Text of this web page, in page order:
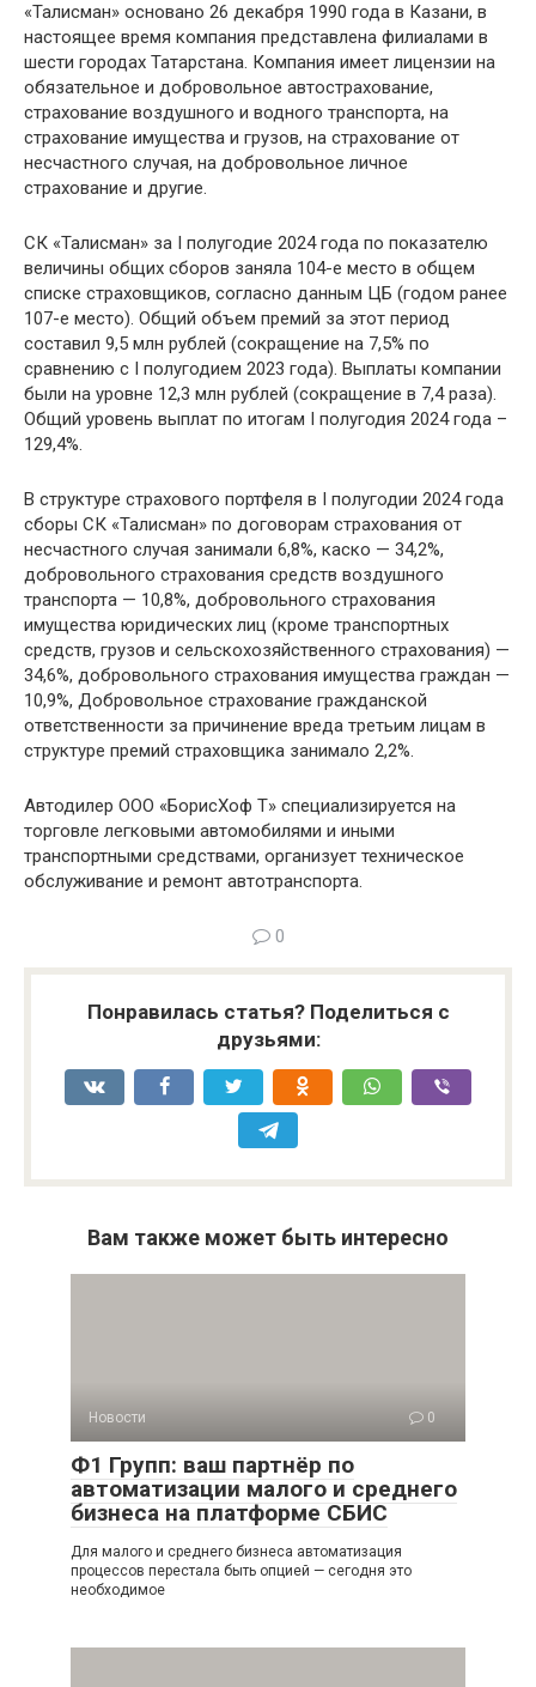
«Талисман» основано 26 декабря 1990 года в Казани, в
настоящее время компания представлена филиалами в
шести городах Татарстана. Компания имеет лицензии на
обязательное и добровольное автострахование,
страхование воздушного и водного транспорта, на
страхование имущества и грузов, на страхование от
несчастного случая, на добровольное личное
страхование и другие.
СК «Талисман» за I полугодие 2024 года по показателю
величины общих сборов заняла 104-е место в общем
списке страховщиков, согласно данным ЦБ (годом ранее
107-е место). Общий объем премий за этот период
составил 9,5 млн рублей (сокращение на 7,5% по
сравнению с I полугодием 2023 года). Выплаты компании
были на уровне 12,3 млн рублей (сокращение в 7,4 раза).
Общий уровень выплат по итогам I полугодия 2024 года –
129,4%.
В структуре страхового портфеля в I полугодии 2024 года
сборы СК «Талисман» по договорам страхования от
несчастного случая занимали 6,8%, каско — 34,2%,
добровольного страхования средств воздушного
транспорта — 10,8%, добровольного страхования
имущества юридических лиц (кроме транспортных
средств, грузов и сельскохозяйственного страхования) —
34,6%, добровольного страхования имущества граждан —
10,9%, Добровольное страхование гражданской
ответственности за причинение вреда третьим лицам в
структуре премий страховщика занимало 2,2%.
Автодилер ООО «БорисХоф Т» специализируется на
торговле легковыми автомобилями и иными
транспортными средствами, организует техническое
обслуживание и ремонт автотранспорта.
0
Понравилась статья? Поделиться с
друзьями:
Вам также может быть интересно
Новости 0
Ф1 Групп: ваш партнёр по
автоматизации малого и среднего
бизнеса на платформе СБИС
Для малого и среднего бизнеса автоматизация
процессов перестала быть опцией — сегодня это
необходимое